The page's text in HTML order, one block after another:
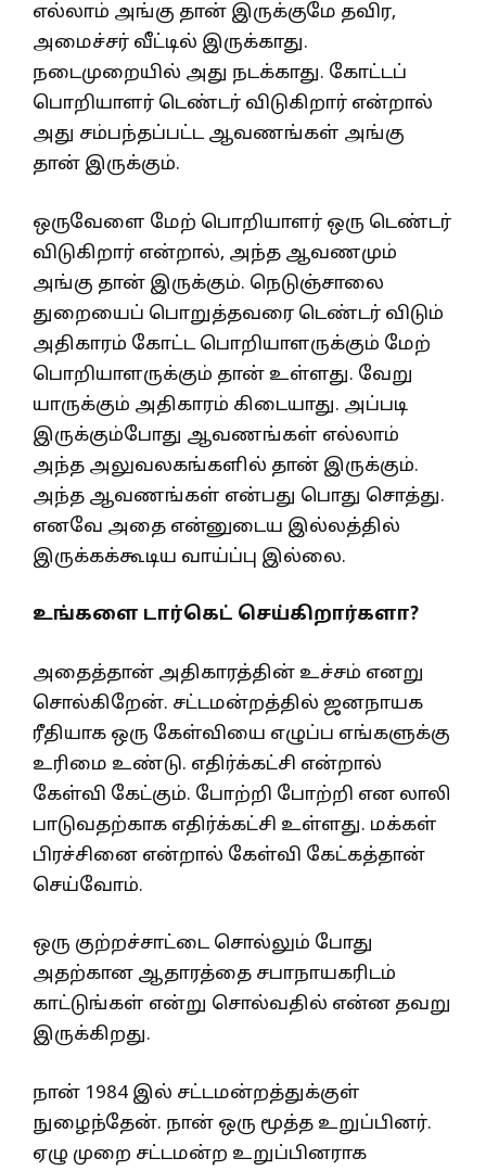
எல்லாம் அங்கு தான் இருக்குமே தவிர,
அமைச்சர் வீட்டில் இருக்காது.
நடைமுறையில் அது நடக்காது. கோட்டப்
பொறியாளர் டெண்டர் விடுகிறார் என்றால்
அது சம்பந்தப்பட்ட ஆவணங்கள் அங்கு
தான் இருக்கும்.
ஒருவேளை மேற் பொறியாளர் ஒரு டெண்டர்
விடுகிறார் என்றால், அந்த ஆவணமும்
அங்கு தான் இருக்கும். நெடுஞ்சாலை
துறையைப் பொறுத்தவரை டெண்டர் விடும்
அதிகாரம் கோட்ட பொறியாளருக்கும் மேற்
பொறியாளருக்கும் தான் உள்ளது. வேறு
யாருக்கும் அதிகாரம் கிடையாது. அப்படி
இருக்கும்போது ஆவணங்கள் எல்லாம்
அந்த அலுவலகங்களில் தான் இருக்கும்.
அந்த ஆவணங்கள் என்பது பொது சொத்து.
எனவே அதை என்னுடைய இல்லத்தில்
இருக்கக்கூடிய வாய்ப்பு இல்லை.
உங்களை டார்கெட் செய்கிறார்களா?
அதைத்தான் அதிகாரத்தின் உச்சம் எனறு
சொல்கிறேன். சட்டமன்றத்தில் ஜனநாயக
ரீதியாக ஒரு கேள்வியை எழுப்ப எங்களுக்கு
உரிமை உண்டு. எதிர்க்கட்சி என்றால்
கேள்வி கேட்கும். போற்றி போற்றி என லாலி
பாடுவதற்காக எதிர்க்கட்சி உள்ளது. மக்கள்
பிரச்சினை என்றால் கேள்வி கேட்கத்தான்
செய்வோம்.
ஒரு குற்றச்சாட்டை சொல்லும் போது
அதற்கான ஆதாரத்தை சபாநாயகரிடம்
காட்டுங்கள் என்று சொல்வதில் என்ன தவறு
இருக்கிறது.
நான் 1984 இல் சட்டமன்றத்துக்குள்
நுழைந்தேன். நான் ஒரு மூத்த உறுப்பினர்.
ஏழு முறை சட்டமன்ற உறுப்பினராக